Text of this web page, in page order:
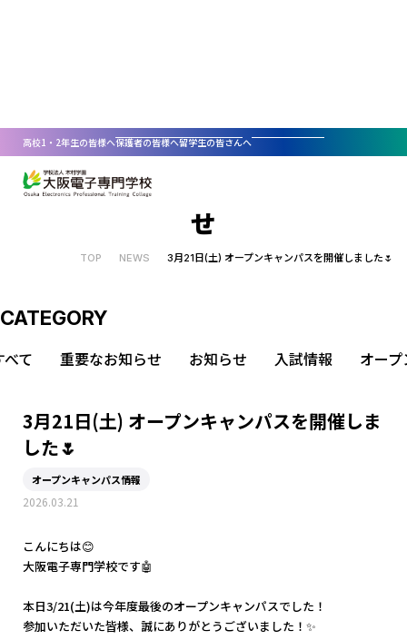
高校1・2年生の皆様へ保護者の皆様へ留学生の皆さんへ
講師陣のサポート
資格合格・就職実績
卒業生インタビュー
編入実績
学科・コース紹介
ITコース
パソコンメンテコース
ネットワークコース
情報エンジニア科 デザイン分野
WEBデザインコース
プロダクトデザインコース
電子工学科
ロボットコース
資格取得
就職支援
AO入試
留学生の皆さんへ
学費・その他諸経費
入学までの流れ
資料請求
コラム
留学生の皆さんへ
大阪電子専門学校からのお知ら
せ
TOP NEWS 3月21日(土) オープンキャンパスを開催しました🌷
CATEGORY
べて 重要なお知らせ お知らせ 入試情報 オー
3月21日(土) オープンキャンパスを開催しま
した🌷
オープンキャンパス情報
2026.03.21
こんにちは😊
大阪電子専門学校です🤖
本日3/21(土)は今年度最後のオープンキャンパスでした！
参加いただいた皆様、誠にありがとうございました！✨